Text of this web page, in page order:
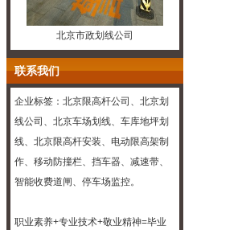
北京市政划线公司
联系我们
企业标签：北京限高杆公司、 北京划
线公司、 北京车场划线、车库地坪划
线、北京限高杆安装、电动限高架制
作、移动防撞栏、挡车器、减速带、
智能收费道闸、停车场监控。
职业素养+专业技术+敬业精神=毕业